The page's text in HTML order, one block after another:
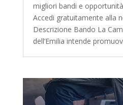
migliori bandi e
Accedi gratuitamente alla
Descrizione Bando La
dell’Emilia intende